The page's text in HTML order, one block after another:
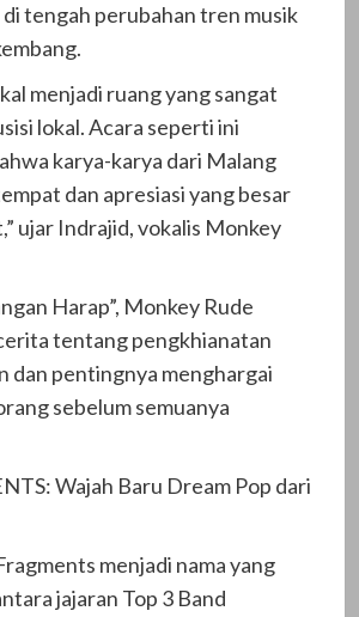
tengah perubahan tren musik
menjadi ruang yang sangat
lokal. Acara seperti ini
karya-karya dari Malang
dan apresiasi yang besar
ujar Indrajid, vokalis Monkey
Harap”, Monkey Rude
tentang pengkhianatan
dan pentingnya menghargai
sebelum semuanya
Wajah Baru Dream Pop dari
menjadi nama yang
jajaran Top 3 Band